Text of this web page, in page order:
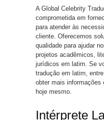
A Global Celebrity
comprometida em
para atender às
cliente. Oferecemos
qualidade para ajudar
projetos acadêmicos,
jurídicos em latim. Se
tradução em latim,
obter mais informações
hoje mesmo.
Intérprete